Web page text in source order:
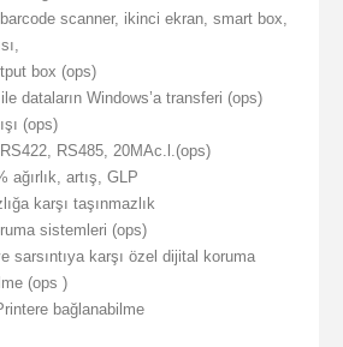
scanner, ikinci ekran, smart box,
box (ops)
dataların Windows’a transferi (ops)
(ops)
RS485, 20MAc.l.(ops)
ağırlık, artış, GLP
karşı taşınmazlık
sistemleri (ops)
sarsıntıya karşı özel dijital koruma
(ops )
bağlanabilme